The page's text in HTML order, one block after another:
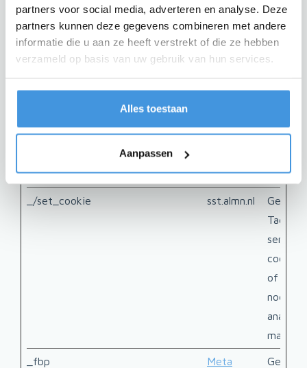
partners voor social media, adverteren en analyse. Deze
partners kunnen deze gegevens combineren met andere
informatie die u aan ze heeft verstrekt of die ze hebben
verzameld op basis van uw gebruik van hun services.
Alles toestaan
Aanpassen
Marketingcookies worden gebruikt om bezoekers
te volgen wanneer ze verschillende websites
bezoeken. Hun doel is advertenties weergeven die
zijn toegesneden op en relevant zijn voor de
waardevoller voor uitgevers en externe
_/set_cookie sst.almn.nl
Tag
of bij
nodig
_fbp
Meta